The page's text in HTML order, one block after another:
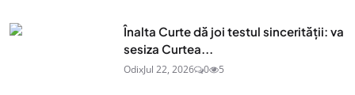
Înalta Curte dă joi testul sincerității: va
sesiza Curtea...
OdixJul 22, 2026 0 5